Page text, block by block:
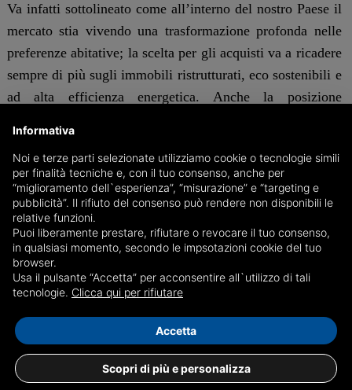
Va infatti sottolineato come all’interno del nostro Paese il
mercato stia vivendo una trasformazione profonda nelle
preferenze abitative; la scelta per gli acquisti va a ricadere
sempre di più sugli immobili ristrutturati, eco sostenibili e
ad alta efficienza energetica. Anche la posizione
La dinamica dei prezzi conferma le differenze ancora più
marcate tra Italia ed Europa. Visto che all’interno della
penisola i valori immobiliari crescono a ritmo moderato,
la divergenza con le altre nazioni pesa sempre di più. La
scarsità di nuove costruzioni e la pressione della domanda
stanno alimentando rincari molto più consistenti nei
mercati esteri. Il caso più emblematico è quello del
Portogallo che ha registrato in un solo anno un aumento
di prezzi delle abitazioni del 17% (appartamenti +20%).
Tra i mercati che sono stati soggetti a queste conseguenze
Informativa
Noi e terze parti selezionate utilizziamo cookie o tecnologie simili
per finalità tecniche e, con il tuo consenso, anche per
“miglioramento dell`esperienza”, “misurazione” e “targeting e
pubblicità”. Il rifiuto del consenso può rendere non disponibili le
relative funzioni.
Puoi liberamente prestare, rifiutare o revocare il tuo consenso,
in qualsiasi momento, secondo le impsotazioni cookie del tuo
browser.
Usa il pulsante “Accetta” per acconsentire all`utilizzo di tali
tecnologie. Clicca qui per rifiutare
Scopri di più e personalizza
Accetta